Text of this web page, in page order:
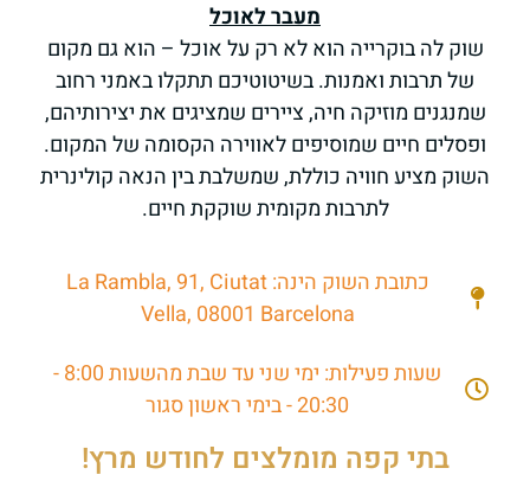
מעבר לאוכל
שוק לה בוקרייה הוא לא רק על אוכל – הוא גם מקום
של תרבות ואמנות. בשיטוטיכם תתקלו באמני רחוב
שמנגנים מוזיקה חיה, ציירים שמציגים את יצירותיהם,
ופסלים חיים שמוסיפים לאווירה הקסומה של המקום.
השוק מציע חוויה כוללת, שמשלבת בין הנאה קולינרית
לתרבות מקומית שוקקת חיים.
כתובת השוק הינה: La Rambla, 91, Ciutat
Vella, 08001 Barcelona
שעות פעילות: ימי שני עד שבת מהשעות 8:00 -
20:30 - בימי ראשון סגור
בתי קפה מומלצים לחודש מרץ!